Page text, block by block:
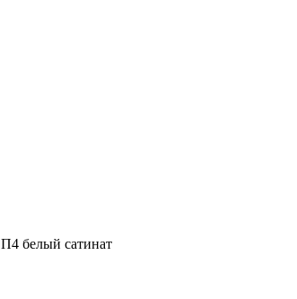
П4 белый сатинат